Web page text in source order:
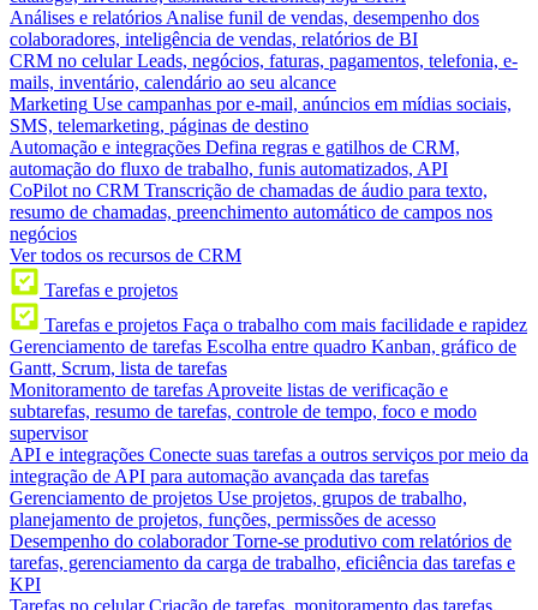
Análises e relatórios Analise funil de vendas, desempenho dos
colaboradores, inteligência de vendas, relatórios de BI
CRM no celular Leads, negócios, faturas, pagamentos, telefonia, e-
mails, inventário, calendário ao seu alcance
Marketing Use campanhas por e-mail, anúncios em mídias sociais,
SMS, telemarketing, páginas de destino
Automação e integrações Defina regras e gatilhos de CRM,
automação do fluxo de trabalho, funis automatizados, API
CoPilot no CRM Transcrição de chamadas de áudio para texto,
resumo de chamadas, preenchimento automático de campos nos
negócios
Ver todos os recursos de CRM
Tarefas e projetos
Tarefas e projetos Faça o trabalho com mais facilidade e rapidez
Gerenciamento de tarefas Escolha entre quadro Kanban, gráfico de
Gantt, Scrum, lista de tarefas
Monitoramento de tarefas Aproveite listas de verificação e
subtarefas, resumo de tarefas, controle de tempo, foco e modo
supervisor
API e integrações Conecte suas tarefas a outros serviços por meio da
integração de API para automação avançada das tarefas
Gerenciamento de projetos Use projetos, grupos de trabalho,
planejamento de projetos, funções, permissões de acesso
Desempenho do colaborador Torne-se produtivo com relatórios de
tarefas, gerenciamento da carga de trabalho, eficiência das tarefas e
KPI
Tarefas no celular Criação de tarefas, monitoramento das tarefas,